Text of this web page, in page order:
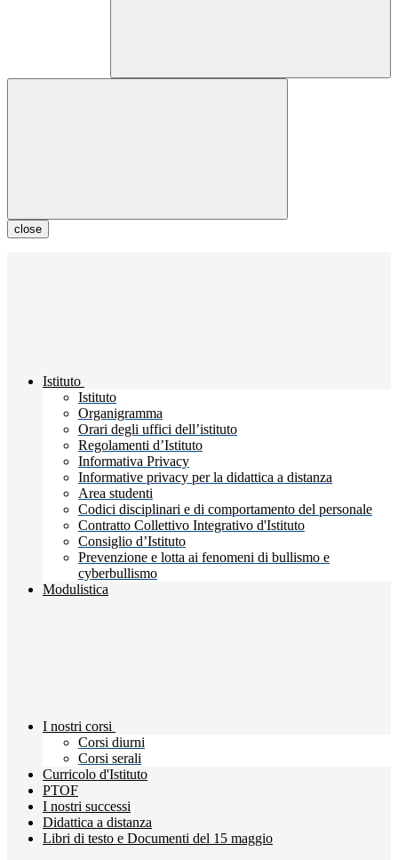
close
Istituto
Istituto
Organigramma
Orari degli uffici dell’istituto
Regolamenti d’Istituto
Informativa Privacy
Informative privacy per la didattica a distanza
Area studenti
Codici disciplinari e di comportamento del personale
Contratto Collettivo Integrativo d'Istituto
Consiglio d’Istituto
Prevenzione e lotta ai fenomeni di bullismo e
cyberbullismo
Modulistica
I nostri corsi
Corsi diurni
Corsi serali
Curricolo d'Istituto
PTOF
I nostri successi
Didattica a distanza
Libri di testo e Documenti del 15 maggio